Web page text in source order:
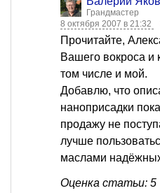
Грандмастер
8 октября 2007 в 21:32
Прочитайте,
Вашего вокроса и
том числе и мой.
Добавлю, что
наноприсадки
продажу не
лучше
маслами
Оценка статьи: 5